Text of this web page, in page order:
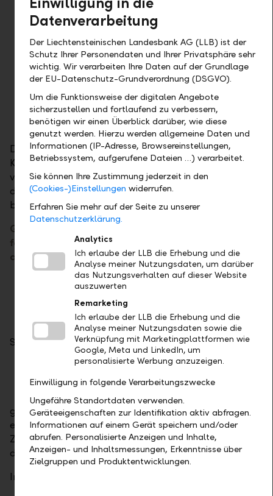
das Login nicht funktioniert und persönliche
Daten abgefragt werden.
Eine weitere Betrugsmasche besteht darin,
dass sich Betrüger am Telefon als Polizisten
ausgeben und Nutzer dazu auffordern
nachzuprüfen, ob sie Opfer eines E-Banking-
Betrugs geworden sind. Dabei versuchen sie
ebenfalls, an persönliche Daten
heranzukommen.
Die Liechtensteinische Landesbank erinnert ihre
Kunden daran, in der Adventszeit besonders
vorsichtig zu sein und allfällige Vorkommnisse sofort
der Polizei zu melden und die Bank zu
benachrichtigen.
Gleichzeitig weist die Bank darauf hin, dass sie
folgende Daten nie über E-Mail oder telefonisch
anfordern würde:
Aktivierungsbriefe
PhotoTAN (Mosaik)
Passwörter
Sollten Sie einen Anruf bekommen, bei dem Sie nach
Benutzeridentifikationen oder
Kontonummern
gefragt werden, vergewissern Sie sich, dass es sich um
eine Kontaktaufnahme durch die Bank handelt. Im
Zweifelsfall beenden Sie das Gespräch und rufen Sie
die Bank zurück.
Information der Landespolizei:
Datenverarbeitung
Der Liechtensteinischen Landesbank AG (LLB) ist der
Schutz Ihrer Personendaten und Ihrer Privatsphäre sehr
wichtig. Wir verarbeiten Ihre Daten auf der Grundlage
der EU-Datenschutz-Grundverordnung (DSGVO).
Um die Funktionsweise der digitalen Angebote
sicherzustellen und fortlaufend zu verbessern,
benötigen wir einen Überblick darüber, wie diese
genutzt werden. Hierzu werden allgemeine Daten und
Informationen (IP-Adresse, Browsereinstellungen,
Betriebssystem, aufgerufene Dateien …) verarbeitet.
Sie können Ihre Zustimmung jederzeit in den
(Cookies-)Einstellungen widerrufen.
Erfahren Sie mehr auf der Seite zu unserer
Datenschutzerklärung.
Analytics
Ich erlaube der LLB die Erhebung und die
Analyse meiner Nutzungsdaten, um darüber
das Nutzungsverhalten auf dieser Website
auszuwerten
Remarketing
Ich erlaube der LLB die Erhebung und die
Analyse meiner Nutzungsdaten sowie die
Verknüpfung mit Marketingplattformen wie
Google, Meta und LinkedIn, um
personalisierte Werbung anzuzeigen.
Einwilligung in folgende Verarbeitungszwecke
Ungefähre Standortdaten verwenden.
Geräteeigenschaften zur Identifikation aktiv abfragen.
Informationen auf einem Gerät speichern und/oder
abrufen. Personalisierte Anzeigen und Inhalte,
Anzeigen- und Inhaltsmessungen, Erkenntnisse über
Zielgruppen und Produktentwicklungen.